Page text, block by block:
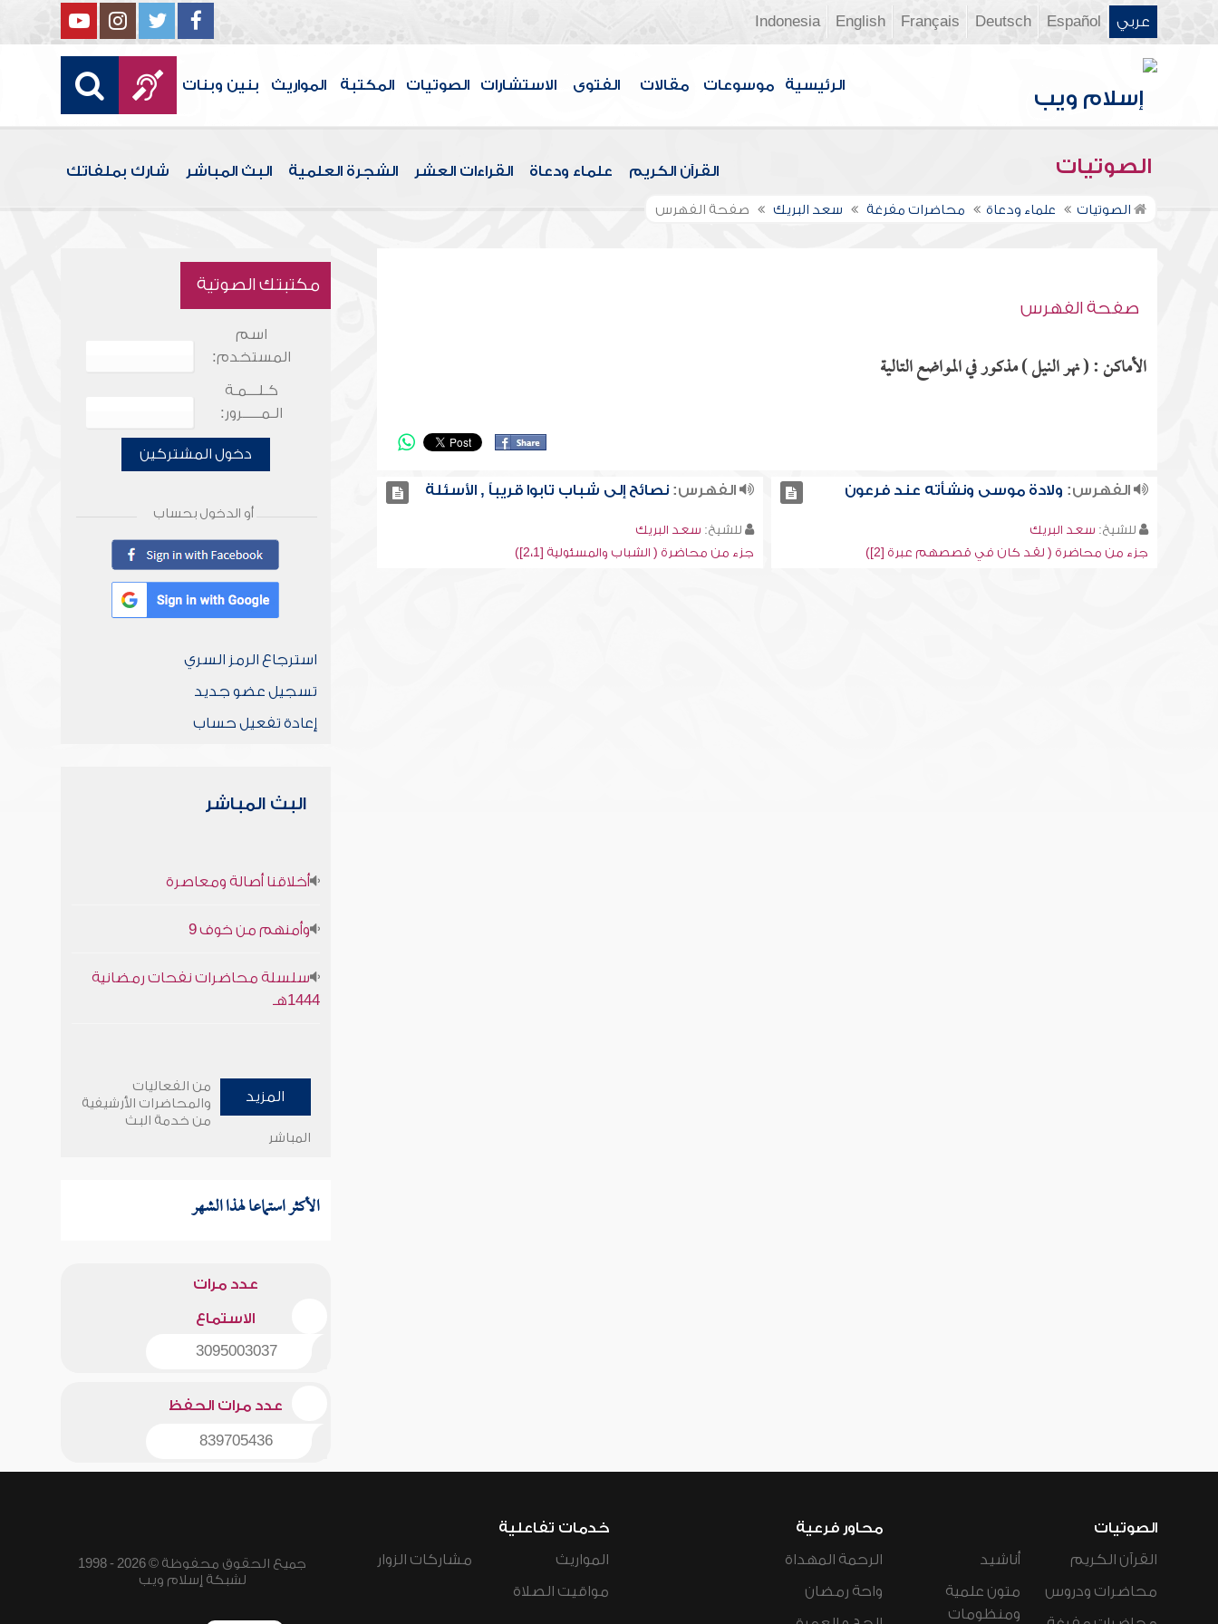
عربي Español
Deutsch
Français
English
Indonesia
الرئيسية موسوعات مقالات الفتوى الاستشارات الصوتيات المكتبة المواريث بنين وبنات
الصوتيات القرآن الكريم علماء ودعاة القراءات العشر الشجرة العلمية البث المباشر شارك بملفاتك
الصوتيات علماء ودعاة محاضرات مفرغة سعد البريك صفحة الفهرس
صفحة الفهرس
الأماكن : ( نهر النيل ) مذكور في المواضع التالية
الفهرس: ولادة موسى ونشأته عند فرعون
للشيخ: سعد البريك
جزء من محاضرة ( لقد كان في قصصهم عبرة [2])
الفهرس: نصائح إلى شباب تابوا قريباً , الأسئلة
للشيخ: سعد البريك
جزء من محاضرة ( الشباب والمسئولية [2،1])
مكتبتك الصوتية
اسم
المستخدم:
كـلـــمـة
الـمـــــرور:
دخول المشتركين
أو الدخول بحساب
استرجاع الرمز السري
تسجيل عضو جديد
إعادة تفعيل حساب
البث المباشر
أخلاقنا أصالة ومعاصرة
وأمنهم من خوف 9
سلسلة محاضرات نفحات رمضانية
1444هـ
المزيد
من الفعاليات
والمحاضرات الأرشيفية
من خدمة البث
المباشر
الأكثر استماعا لهذا الشهر
عدد مرات
الاستماع
3095003037
عدد مرات الحفظ
839705436
الصوتيات
القرآن الكريم
محاضرات ودروس
أناشيد
متون علمية
ومنظومات
محاور فرعية
الرحمة المهداة
واحة رمضان
خدمات تفاعلية
المواريث
مواقيت الصلاة
مشاركات الزوار
جميع الحقوق محفوظة © 2026 - 1998
لشبكة إسلام ويب